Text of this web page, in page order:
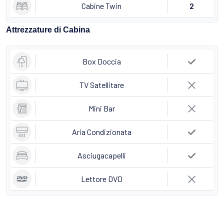
Cabine Twin 2
Attrezzature di Cabina
Box Doccia
TV Satellitare
Mini Bar
Aria Condizionata
Asciugacapelli
Lettore DVD